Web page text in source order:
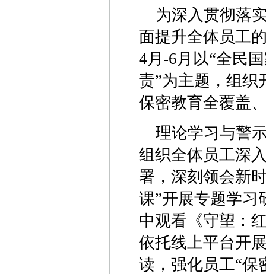
为深入贯彻落
面提升全体员工
4月-6月以“全民
责”为主题，组织
保密教育全覆盖
理论学习与警
组织全体员工深
署，深刻领会新
课”开展专题学习
中观看《守望：
依托线上平台开
读，强化员工“保